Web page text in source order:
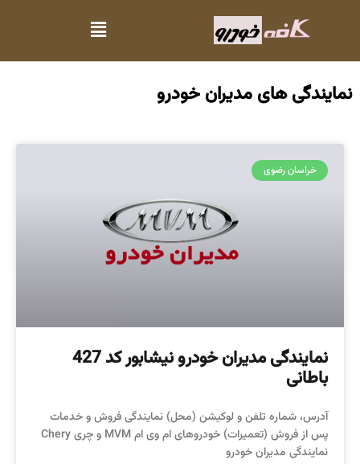
نمایندگی های مدیران خودرو
خراسان رضوی
نمایندگی مدیران خودرو نیشابور کد 427
باطانی
آدرس، شماره تلفن و لوکیشن (محل) نمایندگی فروش و خدمات
پس از فروش (تعمیرات) خودروهای ام وی ام MVM و چری Chery
نمایندگی مدیران خودرو